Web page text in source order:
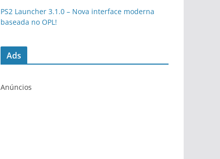
PS2 Launcher 3.1.0 – Nova interface moderna
baseada no OPL!
Ads
Anúncios